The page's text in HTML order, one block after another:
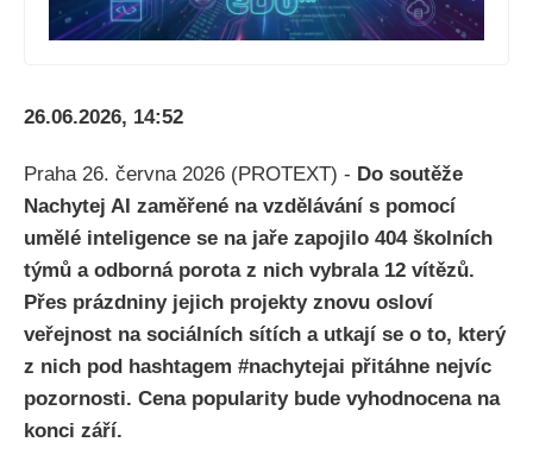
26.06.2026, 14:52
Praha 26. června 2026 (PROTEXT) - Do soutěže
Nachytej AI zaměřené na vzdělávání s pomocí
umělé inteligence se na jaře zapojilo 404 školních
týmů a odborná porota z nich vybrala 12 vítězů.
Přes prázdniny jejich projekty znovu osloví
veřejnost na sociálních sítích a utkají se o to, který
z nich pod hashtagem #nachytejai přitáhne nejvíc
pozornosti. Cena popularity bude vyhodnocena na
konci září.